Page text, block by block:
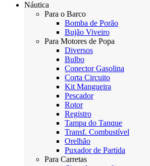
Náutica
Para o Barco
Bomba de Porão
Bujão Viveiro
Para Motores de Popa
Diversos
Bulbo
Conector Gasolina
Corta Circuito
Kit Mangueira
Pescador
Rotor
Registro
Tampa do Tanque
Transf. Combustível
Orelhão
Puxador de Partida
Para Carretas